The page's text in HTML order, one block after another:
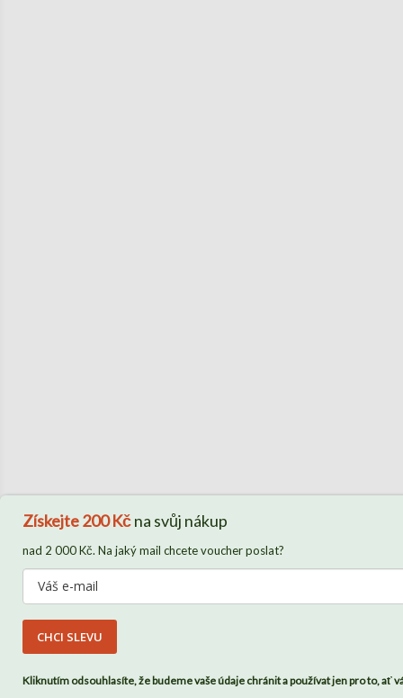
Získejte200 Kčna svůj nákup
nad 2 000 Kč. Na jaký mail chcete voucher poslat?
CHCI SLEVU
Kliknutím odsouhlasíte, že budeme vaše údaje chránit a používat jen pro to, ať